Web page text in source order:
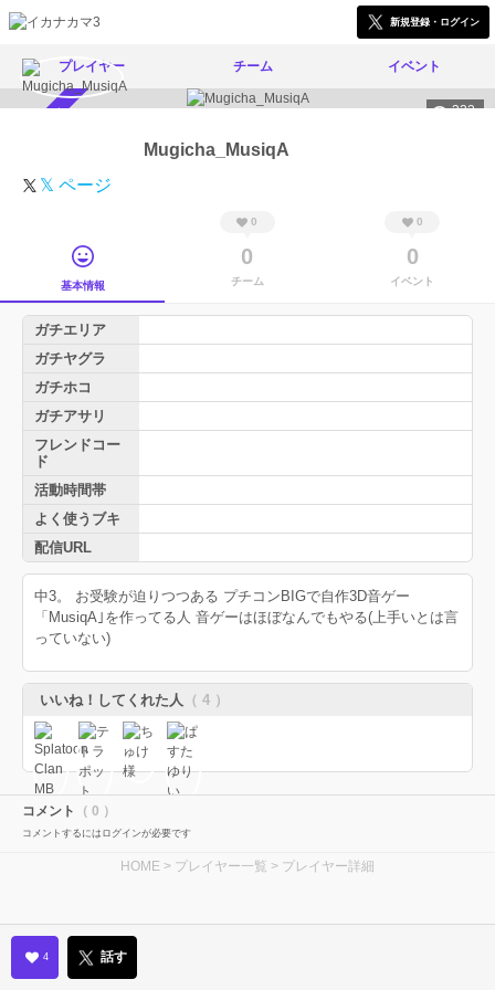
新規登録・ログイン
プレイヤー チーム イベント
322
Mugicha_MusiqA
𝕏 ページ
基本情報
0
0
チーム
0
0
イベント
ガチエリア
ガチヤグラ
ガチホコ
ガチアサリ
フレンドコー
ド
活動時間帯
よく使うブキ
配信URL
中3。 お受験が迫りつつある プチコンBIGで自作3D音ゲー
「MusiqA｣を作ってる人 音ゲーはほぼなんでもやる(上手いとは言
っていない)
いいね！してくれた人 （ 4 ）
コメント （ 0 ）
コメントするにはログインが必要です
HOME > プレイヤー一覧 > プレイヤー詳細
4 話す